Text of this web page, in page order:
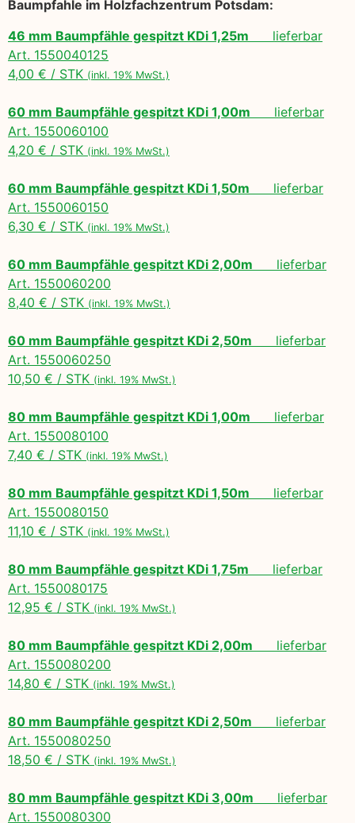
Baumpfahle im Holzfachzentrum Potsdam:
46 mm Baumpfähle gespitzt KDi 1,25m lieferbar
Art. 1550040125
4,00 € / STK (inkl. 19% MwSt.)
60 mm Baumpfähle gespitzt KDi 1,00m lieferbar
Art. 1550060100
4,20 € / STK (inkl. 19% MwSt.)
60 mm Baumpfähle gespitzt KDi 1,50m lieferbar
Art. 1550060150
6,30 € / STK (inkl. 19% MwSt.)
60 mm Baumpfähle gespitzt KDi 2,00m lieferbar
Art. 1550060200
8,40 € / STK (inkl. 19% MwSt.)
60 mm Baumpfähle gespitzt KDi 2,50m lieferbar
Art. 1550060250
10,50 € / STK (inkl. 19% MwSt.)
80 mm Baumpfähle gespitzt KDi 1,00m lieferbar
Art. 1550080100
7,40 € / STK (inkl. 19% MwSt.)
80 mm Baumpfähle gespitzt KDi 1,50m lieferbar
Art. 1550080150
11,10 € / STK (inkl. 19% MwSt.)
80 mm Baumpfähle gespitzt KDi 1,75m lieferbar
Art. 1550080175
12,95 € / STK (inkl. 19% MwSt.)
80 mm Baumpfähle gespitzt KDi 2,00m lieferbar
Art. 1550080200
14,80 € / STK (inkl. 19% MwSt.)
80 mm Baumpfähle gespitzt KDi 2,50m lieferbar
Art. 1550080250
18,50 € / STK (inkl. 19% MwSt.)
80 mm Baumpfähle gespitzt KDi 3,00m lieferbar
Art. 1550080300